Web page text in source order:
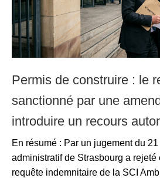
Permis de construire : le
sanctionné par une
introduire un recours
En résumé : Par un jugement du
administratif de Strasbourg a
requête indemnitaire de la SCI